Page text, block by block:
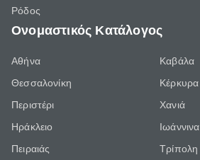
Ρόδος
Ονομαστικός Κατάλογος
Αθήνα
Θεσσαλονίκη
Περιστέρι
Ηράκλειο
Πειραιάς
Καβάλα
Κέρκυρα
Χανιά
Ιωάννινα
Τρίπολη